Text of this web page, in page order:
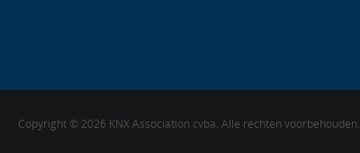
Copyright © 2026 KNX Association cvba. Alle rechten voorbehouden.